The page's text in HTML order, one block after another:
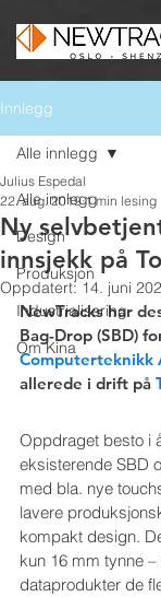
Innlegg
Alle innlegg
Design
Produksjon
Industrialisering
Om Kina
Alle innlegg
Ny
innsjekk på
Julius Espedal
22. aug. 2019 1 min lesing
Oppdatert: 14. juni
NewTracks har
Bag-Drop (SBD)
Computerteknikk
allerede i drift på
Oppdraget besto i
eksisterende SBD
med bla. nye
lavere
kompakt design.
kun 16 mm tynne
dataprodukter de